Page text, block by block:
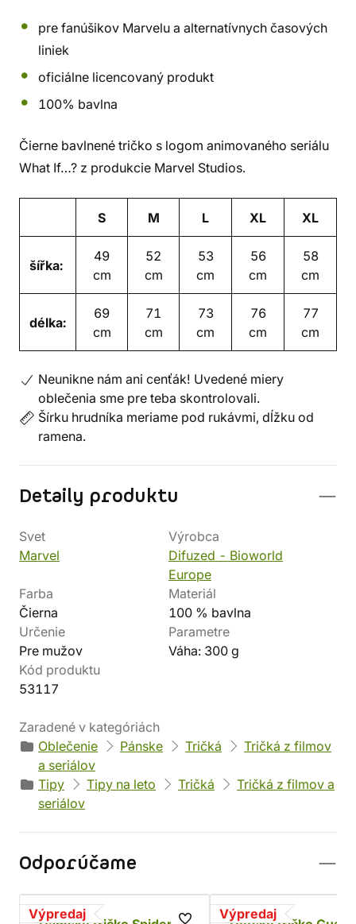
pre fanúšikov Marvelu a alternatívnych časových
liniek
oficiálne licencovaný produkt
100% bavlna
Čierne bavlnené tričko s logom animovaného seriálu
What If…? z produkcie Marvel Studios.
S M L XL XL
šířka:
49
cm
52
cm
53
cm
56
cm
58
cm
délka:
69
cm
71
cm
73
cm
76
cm
77
cm
Neunikne nám ani cenťák! Uvedené miery
oblečenia sme pre teba skontrolovali.
Šírku hrudníka meriame pod rukávmi, dĺžku od
ramena.
Detaily produktu
Svet
Marvel
Výrobca
Difuzed - Bioworld
Europe
Farba
Čierna
Materiál
100 % bavlna
Určenie
Pre mužov
Parametre
Váha: 300 g
Kód produktu
53117
Zaradené v kategóriách
Oblečenie
Pánske Tričká
Tričká z filmov
a seriálov
Tipy
Tipy na leto Tričká
Tričká z filmov a
seriálov
Odporúčame
Výpredaj Výpredaj